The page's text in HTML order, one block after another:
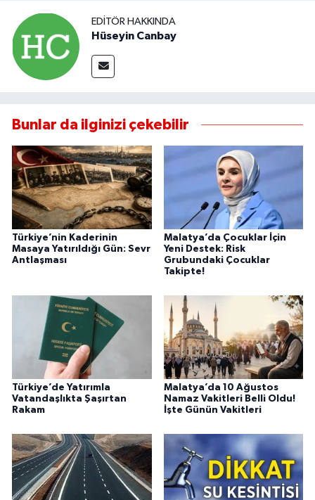
EDITÖR HAKKINDA
Hüseyin Canbay
Bunlar da ilginizi çekebilir
Türkiye’nin Kaderinin
Masaya Yatırıldığı Gün: Sevr
Antlaşması
Malatya’da Çocuklar İçin
Yeni Destek: Risk
Grubundaki Çocuklar
Takipte!
Türkiye’de Yatırımla
Vatandaşlıkta Şaşırtan
Rakam
Malatya’da 10 Ağustos
Namaz Vakitleri Belli Oldu!
İşte Günün Vakitleri